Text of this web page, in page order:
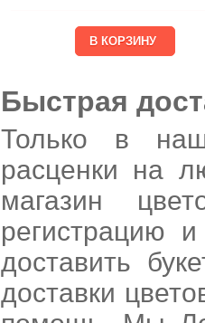
Быстрая
Только в
расценки на
магазин
регистрацию
доставить
доставки